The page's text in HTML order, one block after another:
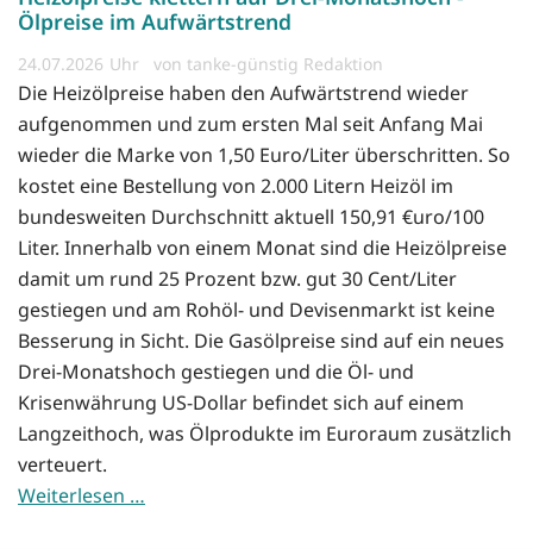
Ölpreise im Aufwärtstrend
24.07.2026 von tanke-günstig Redaktion
Die Heizölpreise haben den Aufwärtstrend wieder
aufgenommen und zum ersten Mal seit Anfang Mai
wieder die Marke von 1,50 Euro/Liter überschritten. So
kostet eine Bestellung von 2.000 Litern Heizöl im
bundesweiten Durchschnitt aktuell 150,91 €uro/100
Liter. Innerhalb von einem Monat sind die Heizölpreise
damit um rund 25 Prozent bzw. gut 30 Cent/Liter
gestiegen und am Rohöl- und Devisenmarkt ist keine
Besserung in Sicht. Die Gasölpreise sind auf ein neues
Drei-Monatshoch gestiegen und die Öl- und
Krisenwährung US-Dollar befindet sich auf einem
Langzeithoch, was Ölprodukte im Euroraum zusätzlich
verteuert.
Weiterlesen …